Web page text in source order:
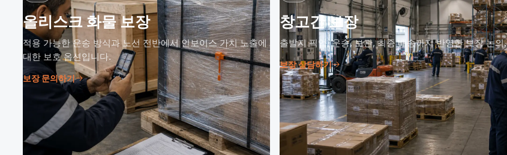
올리스크 화물 보장
적용 가능한 운송 방식과 노선 전반에서 인보이스 가치 노출에
대한 보호 옵션입니다.
보장 문의하기
창고간 보장
출발지 픽업, 운송, 보관, 최종 배송까지 반영한 보장 논의.
보장 상담하기